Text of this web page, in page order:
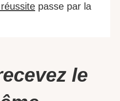
passe par la
le